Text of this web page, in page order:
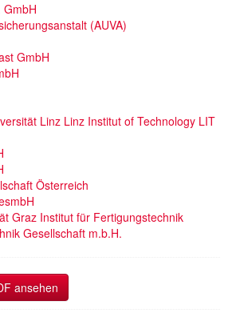
GmbH
(AUVA)
GmbH
Linz Linz Institut of Technology LIT
Österreich
Graz Institut für Fertigungstechnik
Gesellschaft m.b.H.
ansehen